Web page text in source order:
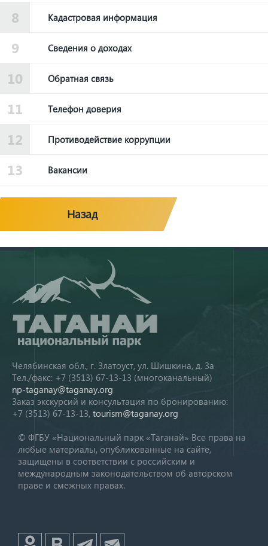
Кадастровая информация
Сведения о доходах
Обратная связь
Телефон доверия
Противодействие коррупции
Вакансии
Назад
Челябинская обл., г. Златоуст, ул. Шишкина, д. 3а
Тел./факс: +7 (3513) 67-13-13 (многоканальный)
np-taganay@taganay.org
Заказ экскурсий и консультация по бронированию:
+7 (3513) 67-13-13, tourism@taganay.org
© ФГБУ «Национальный парк «Таганай» Все права на
любые материалы, опубликованные на сайте,
защищены в соответствии с российским и
международным законодательством об авторском
праве и смежных правах.